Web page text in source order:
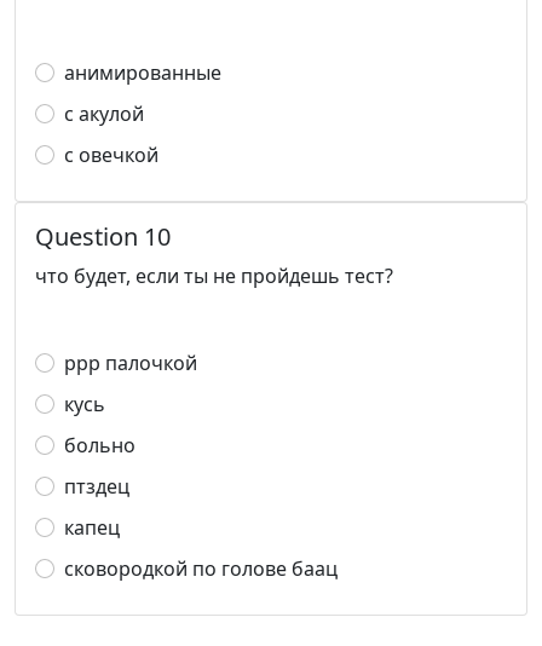
анимированные
с акулой
с овечкой
Question 10
что будет, если ты не пройдешь тест?
ррр палочкой
кусь
больно
птздец
капец
сковородкой по голове баац